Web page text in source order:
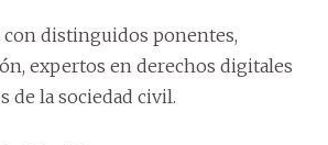
distinguidos ponentes,
expertos en derechos digitales
de la sociedad civil.